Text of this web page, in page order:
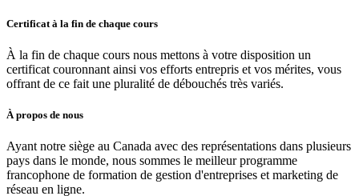
Certificat à la fin de chaque cours
À la fin de chaque cours nous mettons à votre disposition un
certificat couronnant ainsi vos efforts entrepris et vos mérites, vous
offrant de ce fait une pluralité de débouchés très variés.
À propos de nous
Ayant notre siège au Canada avec des représentations dans plusieurs
pays dans le monde, nous sommes le meilleur programme
francophone de formation de gestion d'entreprises et marketing de
réseau en ligne.